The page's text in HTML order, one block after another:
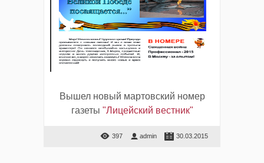
Вышел новый мартовский номер
газеты "Лицейский вестник"
397 admin 30.03.2015